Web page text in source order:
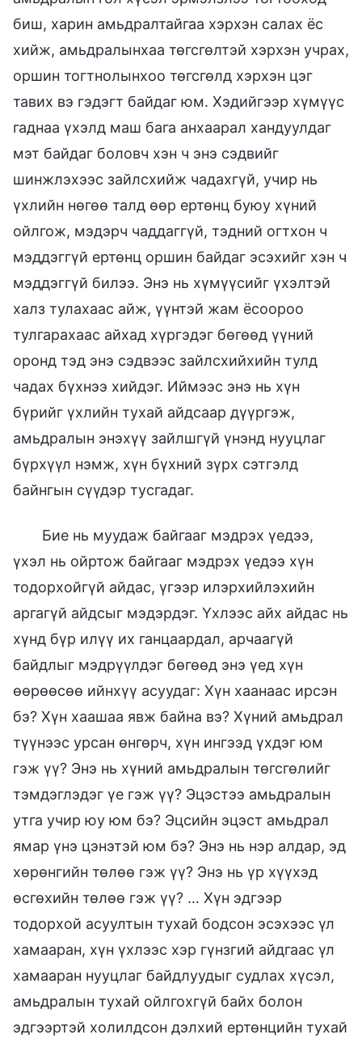
биш, харин амьдралтайгаа хэрхэн салах ёс
хийж, амьдралынхаа төгсгөлтэй хэрхэн учрах,
оршин тогтнолынхоо төгсгөлд хэрхэн цэг
тавих вэ гэдэгт байдаг юм. Хэдийгээр хүмүүс
гаднаа үхэлд маш бага анхаарал хандуулдаг
мэт байдаг боловч хэн ч энэ сэдвийг
шинжлэхээс зайлсхийж чадахгүй, учир нь
үхлийн нөгөө талд өөр ертөнц буюу хүний
ойлгож, мэдэрч чаддаггүй, тэдний огтхон ч
мэддэггүй ертөнц оршин байдаг эсэхийг хэн ч
мэддэггүй билээ. Энэ нь хүмүүсийг үхэлтэй
халз тулахаас айж, үүнтэй жам ёсоороо
тулгарахаас айхад хүргэдэг бөгөөд үүний
оронд тэд энэ сэдвээс зайлсхийхийн тулд
чадах бүхнээ хийдэг. Иймээс энэ нь хүн
бүрийг үхлийн тухай айдсаар дүүргэж,
амьдралын энэхүү зайлшгүй үнэнд нууцлаг
бүрхүүл нэмж, хүн бүхний зүрх сэтгэлд
байнгын сүүдэр тусгадаг.
Бие нь муудаж байгааг мэдрэх үедээ,
үхэл нь ойртож байгааг мэдрэх үедээ хүн
тодорхойгүй айдас, үгээр илэрхийлэхийн
аргагүй айдсыг мэдэрдэг. Үхлээс айх айдас нь
хүнд бүр илүү их ганцаардал, арчаагүй
байдлыг мэдрүүлдэг бөгөөд энэ үед хүн
өөрөөсөө ийнхүү асуудаг: Хүн хаанаас ирсэн
бэ? Хүн хаашаа явж байна вэ? Хүний амьдрал
түүнээс урсан өнгөрч, хүн ингээд үхдэг юм
гэж үү? Энэ нь хүний амьдралын төгсгөлийг
тэмдэглэдэг үе гэж үү? Эцэстээ амьдралын
утга учир юу юм бэ? Эцсийн эцэст амьдрал
ямар үнэ цэнэтэй юм бэ? Энэ нь нэр алдар, эд
хөрөнгийн төлөө гэж үү? Энэ нь үр хүүхэд
өсгөхийн төлөө гэж үү? … Хүн эдгээр
тодорхой асуултын тухай бодсон эсэхээс үл
хамааран, хүн үхлээс хэр гүнзгий айдгаас үл
хамааран нууцлаг байдлуудыг судлах хүсэл,
амьдралын тухай ойлгохгүй байх болон
эдгээртэй холилдсон дэлхий ертөнцийн тухай